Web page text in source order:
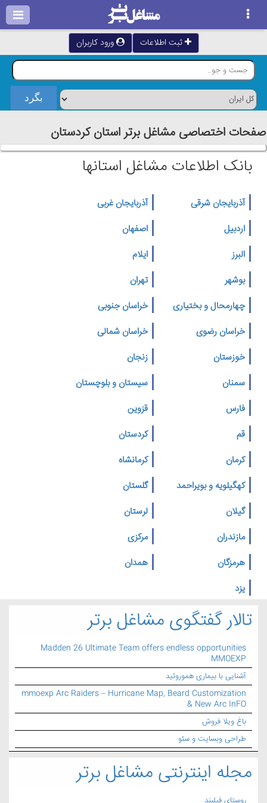
ثبت اطلاعات ورود کاربران
صفحات اختصاصی مشاغل برتر استان كردستان
بانک اطلاعات مشاغل استانها
آذربایجان شرقی
آذربایجان غربی
اردبیل
اصفهان
البرز
ایلام
بوشهر
تهران
چهارمحال و بختیاری
خراسان جنوبی
خراسان رضوی
خراسان شمالی
خوزستان
زنجان
سمنان
سیستان و بلوچستان
فارس
قزوین
قم
کردستان
کرمان
کرمانشاه
کهگیلویه و بویراحمد
گلستان
گیلان
لرستان
مازندران
مرکزی
هرمزگان
همدان
یزد
تالار گفتگوی مشاغل برتر
Madden 26 Ultimate Team offers endless opportunities
MMOEXP
آشنایی با بیماری هموروئید
mmoexp Arc Raiders – Hurricane Map, Beard Customization
& New Arc InFO
باغ ویلا فروش
طراحی وبسایت و سئو
مجله اینترنتی مشاغل برتر
روستای فیلبند